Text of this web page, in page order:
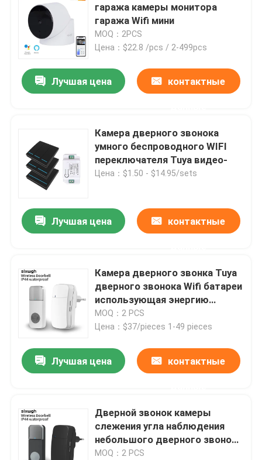
гаража камеры монитора
гаража Wifi мини
MOQ：2PCS
Цена：$22.8 /pcs / 2-499pcs
Лучшая цена контактные
Камера дверного звонока
умного беспроводного WIFI
переключателя Tuya видео-
Цена：$1.50 - $14.95/sets
Лучшая цена контактные
Камера дверного звонка Tuya
дверного звонока Wifi батареи
использующая энергию
видео- беспроводная
MOQ：2 PCS
Цена：$37/pieces 1-49 pieces
Лучшая цена контактные
Дверной звонок камеры
слежения угла наблюдения
небольшого дверного звонока
Wifi видео- широкий
MOQ：2 PCS